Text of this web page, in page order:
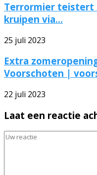
Terrormier teistert
kruipen via...
25 juli 2023
Extra
Voorschoten |
22 juli 2023
Laat een reactie